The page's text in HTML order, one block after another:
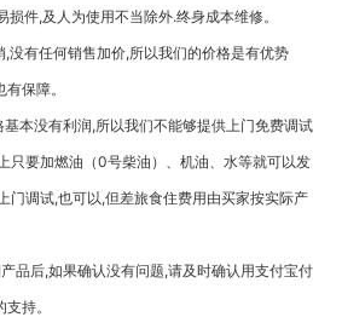
件,及人为使用不当除外.终身成本维修。
没有任何销售加价,所以我们的价格是有优势
保障。
本没有利润,所以我们不能够提供上门免费调试
只要加燃油（0号柴油）、机油、水等就可以发
门调试,也可以,但差旅食住费用由买家按实际产
品后,如果确认没有问题,请及时确认用支付宝付
持。